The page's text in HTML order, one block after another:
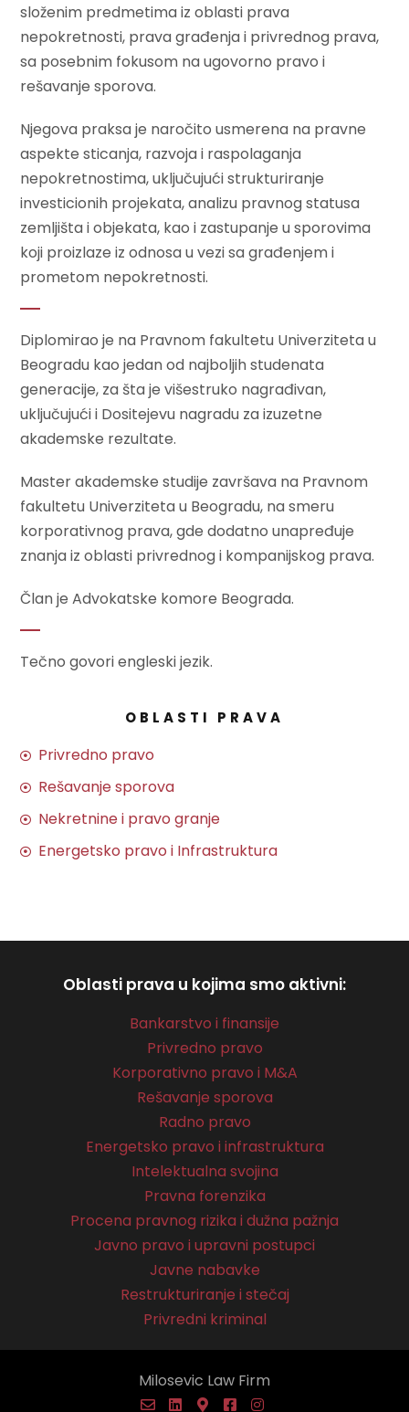
složenim predmetima iz oblasti prava
nepokretnosti, prava građenja i privrednog prava,
sa posebnim fokusom na ugovorno pravo i
rešavanje sporova.
Njegova praksa je naročito usmerena na pravne
aspekte sticanja, razvoja i raspolaganja
nepokretnostima, uključujući strukturiranje
investicionih projekata, analizu pravnog statusa
zemljišta i objekata, kao i zastupanje u sporovima
koji proizlaze iz odnosa u vezi sa građenjem i
prometom nepokretnosti.
Diplomirao je na Pravnom fakultetu Univerziteta u
Beogradu kao jedan od najboljih studenata
generacije, za šta je višestruko nagrađivan,
uključujući i Dositejevu nagradu za izuzetne
akademske rezultate.
Master akademske studije završava na Pravnom
fakultetu Univerziteta u Beogradu, na smeru
korporativnog prava, gde dodatno unapređuje
znanja iz oblasti privrednog i kompanijskog prava.
Član je Advokatske komore Beograda.
Tečno govori engleski jezik.
OBLASTI PRAVA
Privredno pravo
Rešavanje sporova
Nekretnine i pravo granje
Energetsko pravo i Infrastruktura
Oblasti prava u kojima smo aktivni:
Bankarstvo i finansije
Privredno pravo
Korporativno pravo i M&A
Rešavanje sporova
Radno pravo
Energetsko pravo i infrastruktura
Intelektualna svojina
Pravna forenzika
Procena pravnog rizika i dužna pažnja
Javno pravo i upravni postupci
Javne nabavke
Restrukturiranje i stečaj
Privredni kriminal
Milosevic Law Firm